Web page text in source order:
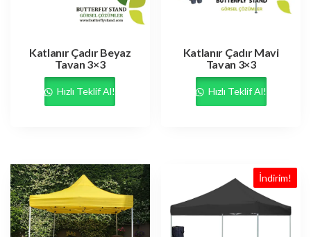
Katlanır Çadır Beyaz
Tavan 3×3
Hızlı Teklif Al!
Katlanır Çadır Mavi
Tavan 3×3
Hızlı Teklif Al!
İndirim!